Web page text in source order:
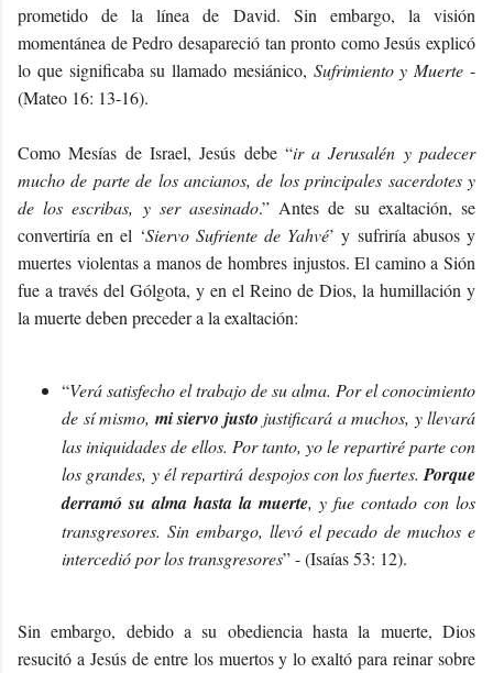
prometido de la línea de David. Sin embargo, la visión
momentánea de Pedro desapareció tan pronto como Jesús explicó
lo que significaba su llamado mesiánico, Sufrimiento y Muerte -
(Mateo 16: 13-16).
Como Mesías de Israel, Jesús debe “ir a Jerusalén y padecer
mucho de parte de los ancianos, de los principales sacerdotes y
de los escribas, y ser asesinado.” Antes de su exaltación, se
convertiría en el ‘Siervo Sufriente de Yahvé’ y sufriría abusos y
muertes violentas a manos de hombres injustos. El camino a Sión
fue a través del Gólgota, y en el Reino de Dios, la humillación y
la muerte deben preceder a la exaltación:
“Verá satisfecho el trabajo de su alma. Por el conocimiento
de sí mismo, mi siervo justo justificará a muchos, y llevará
las iniquidades de ellos. Por tanto, yo le repartiré parte con
los grandes, y él repartirá despojos con los fuertes. Porque
derramó su alma hasta la muerte, y fue contado con los
transgresores. Sin embargo, llevó el pecado de muchos e
intercedió por los transgresores” - (Isaías 53: 12).
Sin embargo, debido a su obediencia hasta la muerte, Dios
resucitó a Jesús de entre los muertos y lo exaltó para reinar sobre